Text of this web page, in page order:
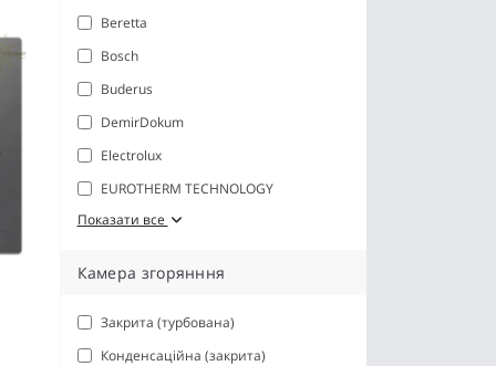
Beretta
Bosch
Buderus
DemirDokum
Electrolux
EUROTHERM TECHNOLOGY
Показати все
Камера згорянння
Закрита (турбована)
Конденсаційна (закрита)